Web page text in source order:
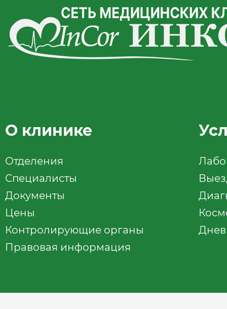
О клинике
Отделения
Специалисты
Документы
Цены
Контролирующие органы
Правовая информация